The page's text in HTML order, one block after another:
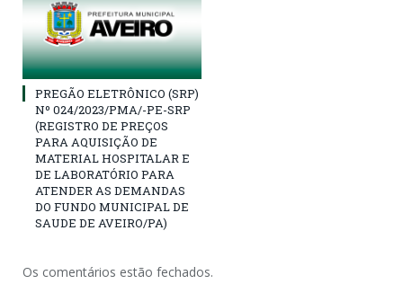
PREGÃO ELETRÔNICO (SRP)
Nº 024/2023/PMA/-PE-SRP
(REGISTRO DE PREÇOS
PARA AQUISIÇÃO DE
MATERIAL HOSPITALAR E
DE LABORATÓRIO PARA
ATENDER AS DEMANDAS
DO FUNDO MUNICIPAL DE
SAUDE DE AVEIRO/PA)
Os comentários estão fechados.